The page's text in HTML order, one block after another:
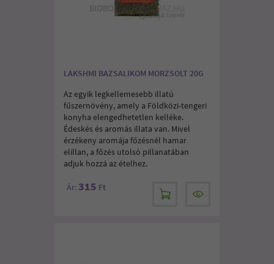
LAKSHMI BAZSALIKOM MORZSOLT 20G
Az egyik legkellemesebb illatú
fűszernövény, amely a Földközi-tengeri
konyha elengedhetetlen kelléke.
Édeskés és aromás illata van. Mivel
érzékeny aromája főzésnél hamar
elillan, a főzés utolsó pillanatában
adjuk hozzá az ételhez.
Ár: 315 Ft